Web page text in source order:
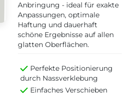
Anbringung - ideal für exakte
Anpassungen, optimale
Haftung und dauerhaft
schöne Ergebnisse auf allen
glatten Oberflächen.
Perfekte Positionierung
durch Nassverklebung
Einfaches Verschieben